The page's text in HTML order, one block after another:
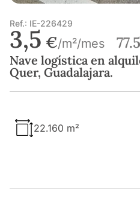
Ref.: IE-226429
3,5 €/m²/mes
Nave logística en
Quer, Guadalajara.
22.160 m²